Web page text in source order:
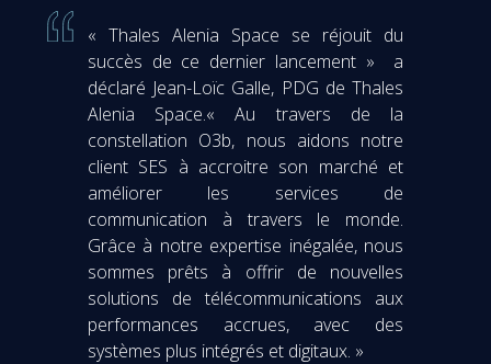
« Thales Alenia Space se réjouit du
succès de ce dernier lancement » a
déclaré Jean-Loïc Galle, PDG de Thales
Alenia Space.« Au travers de la
constellation O3b, nous aidons notre
client SES à accroitre son marché et
améliorer les services de
communication à travers le monde.
Grâce à notre expertise inégalée, nous
sommes prêts à offrir de nouvelles
solutions de télécommunications aux
performances accrues, avec des
systèmes plus intégrés et digitaux. »